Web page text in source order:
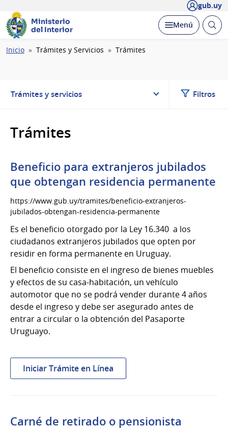
gub.uy
Ministerio
del Interior
Desplegar
Menú Abrir
Ruta
Inicio Trámites y Servicios Trámites
Trámites y servicios Filtros
Trámites
Beneficio para extranjeros jubilados
que obtengan residencia permanente
https://www.gub.uy/tramites/beneficio-extranjeros-
jubilados-obtengan-residencia-permanente
Es el beneficio otorgado por la Ley 16.340 a los
ciudadanos extranjeros jubilados que opten por
residir en forma permanente en Uruguay.
El beneficio consiste en el ingreso de bienes muebles
y efectos de su casa-habitación, un vehículo
automotor que no se podrá vender durante 4 años
desde el ingreso y debe ser asegurado antes de
entrar a circular o la obtención del Pasaporte
Uruguayo.
Iniciar Trámite en Línea
Beneficio
jubilados
Carné de retirado o pensionista